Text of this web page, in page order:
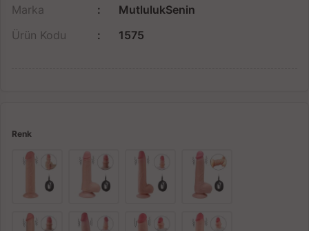
Marka
MutlulukSenin
Ürün Kodu
1575
Renk